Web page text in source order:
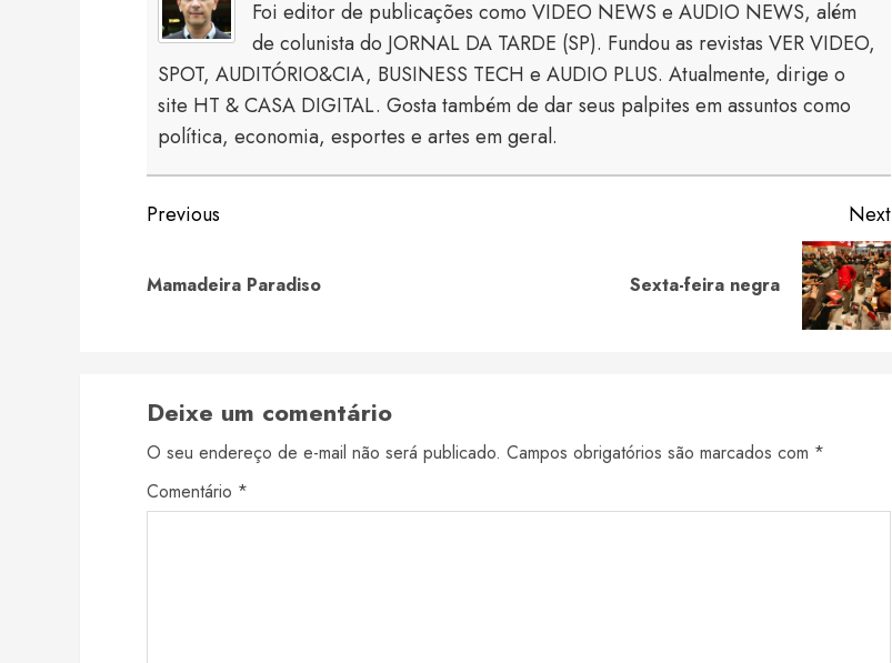
Foi editor de publicações como VIDEO NEWS e AUDIO NEWS, além
de colunista do JORNAL DA TARDE (SP). Fundou as revistas VER VIDEO,
SPOT, AUDITÓRIO&CIA, BUSINESS TECH e AUDIO PLUS. Atualmente, dirige o
site HT & CASA DIGITAL. Gosta também de dar seus palpites em assuntos como
política, economia, esportes e artes em geral.
Continue
Previous
Mamadeira Paradiso
Next
Sexta-feira negra
Deixe um comentário
O seu endereço de e-mail não será publicado. Campos obrigatórios são marcados com *
Comentário *